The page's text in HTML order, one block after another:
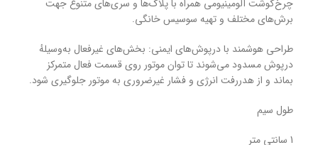
چرخ‌گوشت آلومینیومی همراه با پلاک‌ها و سری‌های متنوع جهت
برش‌های مختلف و تهیه سوسیس خانگی.
طراحی هوشمند با درپوش‌های ایمنی: بخش‌های غیرفعال به‌وسیلهٔ
درپوش مسدود می‌شوند تا توان موتور روی قسمت فعال متمرکز
بماند و از هدررفت انرژی و فشار غیرضروری به موتور جلوگیری شود.
طول سیم
1 سانتی متر